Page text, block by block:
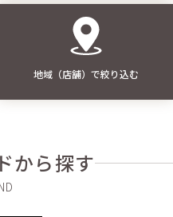
地域（店舗）で絞り込む
から探す